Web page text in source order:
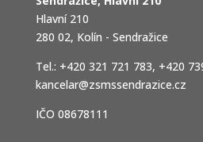
Hlavní 210
280 02, Kolín - Sendražice
Tel.: +420 321 721 783, +420
kancelar@zsmssendrazice.cz
IČO 08678111